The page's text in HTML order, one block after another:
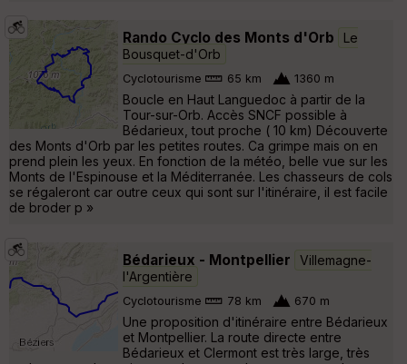
Rando Cyclo des Monts d'Orb
Le
Bousquet-d'Orb
Cyclotourisme 65 km 1360 m
Boucle en Haut Languedoc à partir de la
Tour-sur-Orb. Accès SNCF possible à
Bédarieux, tout proche ( 10 km) Découverte
des Monts d'Orb par les petites routes. Ca grimpe mais on en
prend plein les yeux. En fonction de la météo, belle vue sur les
Monts de l'Espinouse et la Méditerranée. Les chasseurs de cols
se régaleront car outre ceux qui sont sur l'itinéraire, il est facile
de broder p »
Bédarieux - Montpellier
Villemagne-
l'Argentière
Cyclotourisme 78 km 670 m
Une proposition d'itinéraire entre Bédarieux
et Montpellier. La route directe entre
Bédarieux et Clermont est très large, très